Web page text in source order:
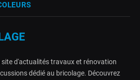
site d'actualités travaux et rénovation
dédié au bricolage. Découvrez